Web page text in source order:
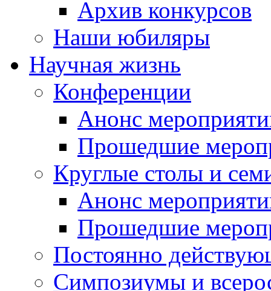
Архив конкурсов
Наши юбиляры
Научная жизнь
Конференции
Анонс
Прошедшие
Круглые столы и
Анонс
Прошедшие
Постоянно
Симпозиумы и